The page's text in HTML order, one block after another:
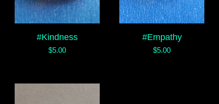
#Kindness
$5.00
#Empathy
$5.00